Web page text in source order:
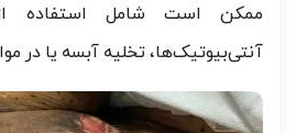
ممکن است شامل استفاده
آنتی‌بیوتیک‌ها، تخلیه آبسه یا در